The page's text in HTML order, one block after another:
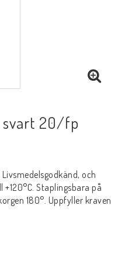
svart 20/fp
och
Staplingsbara på
180°. Uppfyller kraven